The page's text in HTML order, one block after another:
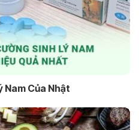
Nam Của Nhật